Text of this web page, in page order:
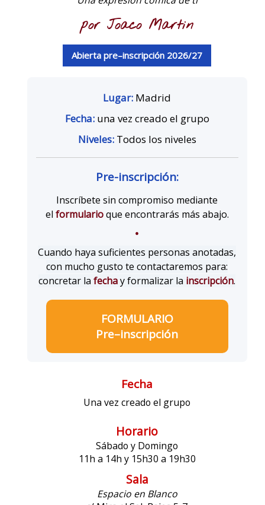
por Joaco Martin
Abierta pre–inscripción 2026/27
Lugar: Madrid
Fecha:una vez creado el grupo
Niveles:Todos los niveles
Pre-inscripción:
Inscríbete sin compromiso mediante
el formularioque encontrarás más abajo.
•
Cuando haya suficientes personas anotadas,
con mucho gusto te contactaremos para:
concretar lafechay formalizar la inscripción.
FORMULARIO
Pre–inscripción
Fecha
Una vez creado el grupo
Horario
Sábado y Domingo
11h a 14h y 15h30 a 19h30
Sala
Espacio en Blanco